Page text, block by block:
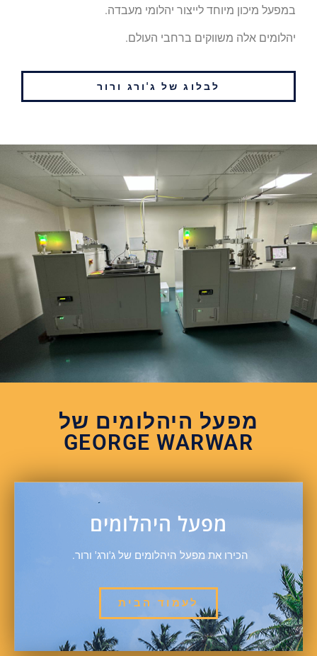
במפעל מיכון מיוחד לייצור יהלומי מעבדה.
יהלומים אלה משווקים ברחבי העולם.
לבלוג של ג'ורג ורור
מפעל היהלומים של
GEORGE WARWAR
מפעל היהלומים
הכירו את מפעל היהלומים של ג'ורג' ורור.
לעמוד הבית